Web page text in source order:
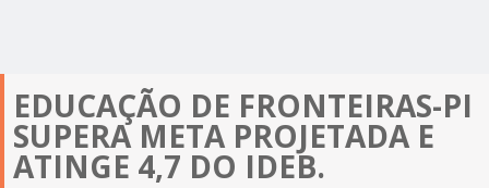
EDUCAÇÃO DE FRONTEIRAS-PI
SUPERA META PROJETADA E
ATINGE 4,7 DO IDEB.